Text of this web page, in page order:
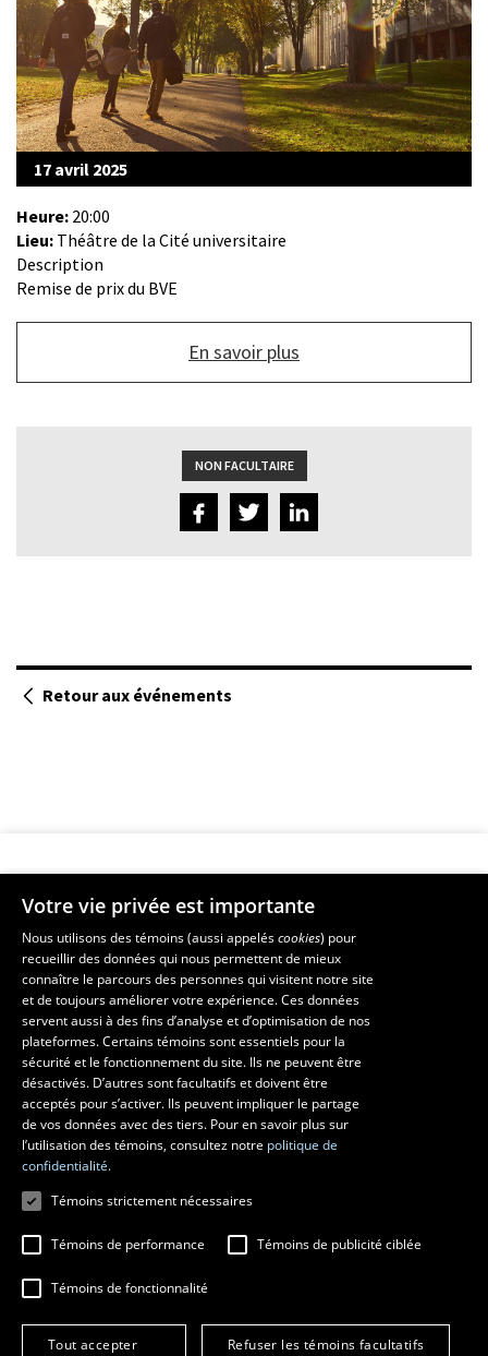
17 avril 2025
Heure: 20:00
Lieu: Théâtre de la Cité universitaire
Description
Remise de prix du BVE
lien
En savoir plus
NON FACULTAIRE
Retour aux événements
Faculté de musique
Pavillon Louis-Jacques-Casault
1055, avenue du Séminaire, Québec (Québec)  G1V 0A6
Téléphone: 418 656-7061
Suivez-nous sur Facebook
Suivez-nous sur YouTube
Conditions générales d'utilisation
Votre vie privée est importante
Nous utilisons des témoins (aussi appeléscookies) pour
recueillir des données qui nous permettent de mieux
connaître le parcours des personnes qui visitent notre site
et de toujours améliorer votre expérience. Ces données
servent aussi à des fins d’analyse et d’optimisation de nos
plateformes. Certains témoins sont essentiels pour la
sécurité et le fonctionnement du site. Ils ne peuvent être
désactivés. D’autres sont facultatifs et doivent être
acceptés pour s’activer. Ils peuvent impliquer le partage
de vos données avec des tiers. Pour en savoir plus sur
l’utilisation des témoins, consultez notre politique de
confidentialité.
Témoins strictement nécessaires
Témoins de performance Témoins de publicité ciblée
Témoins de fonctionnalité
Tout accepter Refuser les témoins facultatifs